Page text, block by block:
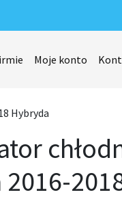
Moje konto
Hybryda